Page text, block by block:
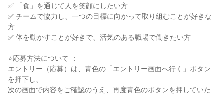
✅ 「食」を通じて人を笑顔にしたい方
✅ チームで協力し、一つの目標に向かって取り組むことが好きな
方
✅ 体を動かすことが好きで、活気のある職場で働きたい方
⭐応募方法について ：
エントリー（応募）は、青色の「エントリー画面へ行く」ボタン
を押下し、
次の画面で内容をご確認のうえ、再度青色のボタンを押していた